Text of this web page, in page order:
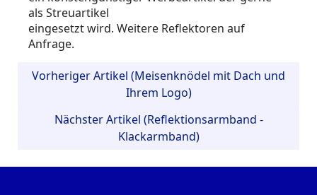
als Streuartikel
eingesetzt wird. Weitere Reflektoren auf
Anfrage.
Vorheriger Artikel (Meisenknödel mit Dach und
Ihrem Logo)
Nächster Artikel (Reflektionsarmband -
Klackarmband)